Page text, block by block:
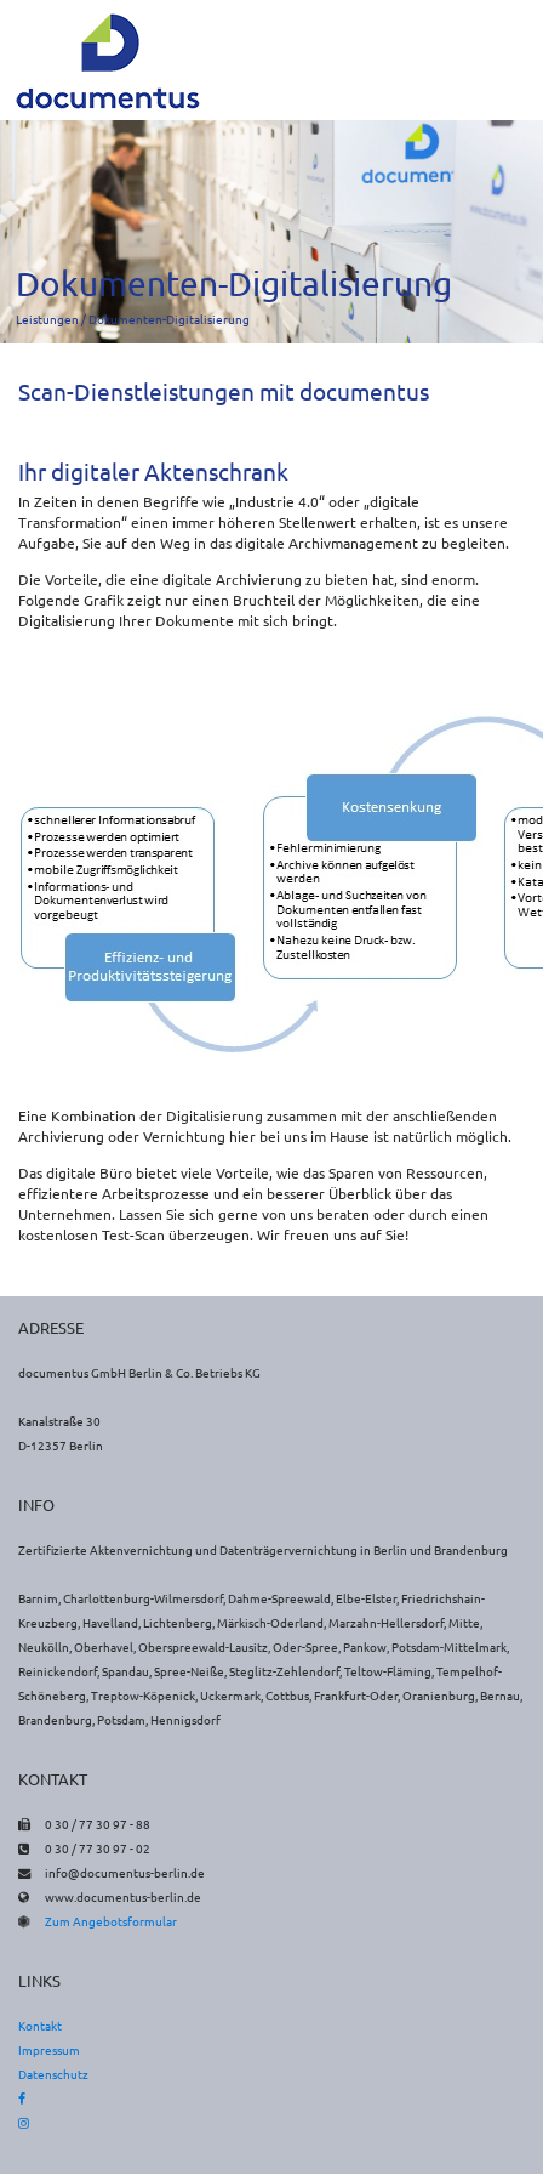
Dokumenten-Digitalisierung
Leistungen Dokumenten-Digitalisierung
Scan-Dienstleistungen mit documentus
Ihr digitaler Aktenschrank
In Zeiten in denen Begriffe wie „Industrie 4.0“ oder „digitale
Transformation“ einen immer höheren Stellenwert erhalten, ist es unsere
Aufgabe, Sie auf den Weg in das digitale Archivmanagement zu begleiten.
Die Vorteile, die eine digitale Archivierung zu bieten hat, sind enorm.
Folgende Grafik zeigt nur einen Bruchteil der Möglichkeiten, die eine
Digitalisierung Ihrer Dokumente mit sich bringt.
Eine Kombination der Digitalisierung zusammen mit der anschließenden
Archivierung oder Vernichtung hier bei uns im Hause ist natürlich möglich.
Das digitale Büro bietet viele Vorteile, wie das Sparen von Ressourcen,
effizientere Arbeitsprozesse und ein besserer Überblick über das
Unternehmen. Lassen Sie sich gerne von uns beraten oder durch einen
kostenlosen Test-Scan überzeugen. Wir freuen uns auf Sie!
ADRESSE
documentus GmbH Berlin & Co. Betriebs KG
Kanalstraße 30
D-12357 Berlin
INFO
Zertifizierte Aktenvernichtung und Datenträgervernichtung in Berlin und Brandenburg
Barnim, Charlottenburg-Wilmersdorf, Dahme-Spreewald, Elbe-Elster, Friedrichshain-
Kreuzberg, Havelland, Lichtenberg, Märkisch-Oderland, Marzahn-Hellersdorf, Mitte,
Neukölln, Oberhavel, Oberspreewald-Lausitz, Oder-Spree, Pankow, Potsdam-Mittelmark,
Reinickendorf, Spandau, Spree-Neiße, Steglitz-Zehlendorf, Teltow-Fläming, Tempelhof-
Schöneberg, Treptow-Köpenick, Uckermark, Cottbus, Frankfurt-Oder, Oranienburg, Bernau,
Brandenburg, Potsdam, Hennigsdorf
KONTAKT
Faxnummer
0 30 / 77 30 97 - 88
Telefonnummer
0 30 / 77 30 97 - 02
E-
Mail-
Adresse
info@documentus-berlin.de
Webseitenadresse
www.documentus-berlin.de
Zum Angebotsformular
LINKS
Kontakt
Impressum
Datenschutz